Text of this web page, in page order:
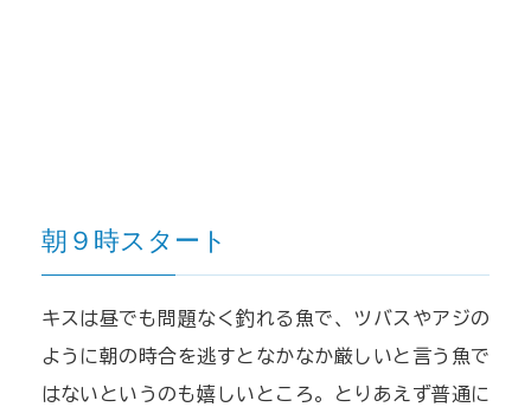
朝９時スタート
キスは昼でも問題なく釣れる魚で、ツバスやアジの
ように朝の時合を逃すとなかなか厳しいと言う魚で
はないというのも嬉しいところ。とりあえず普通に